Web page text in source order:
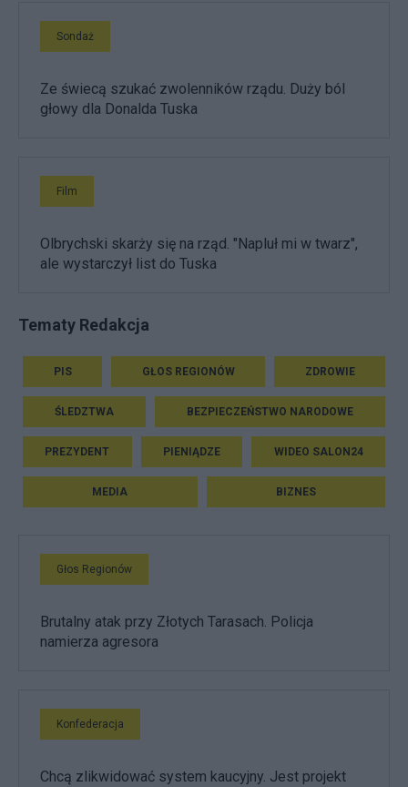
Sondaż
Ze świecą szukać zwolenników rządu. Duży ból
głowy dla Donalda Tuska
Film
Olbrychski skarży się na rząd. "Napluł mi w twarz",
ale wystarczył list do Tuska
Tematy Redakcja
PIS GŁOS REGIONÓW ZDROWIE
ŚLEDZTWA BEZPIECZEŃSTWO NARODOWE
PREZYDENT PIENIĄDZE WIDEO SALON24
MEDIA BIZNES
Głos Regionów
Brutalny atak przy Złotych Tarasach. Policja
namierza agresora
Konfederacja
Chcą zlikwidować system kaucyjny. Jest projekt